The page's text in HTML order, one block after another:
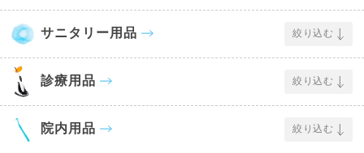
サニタリー用品 絞り込む
診療用品 絞り込む
院内用品 絞り込む